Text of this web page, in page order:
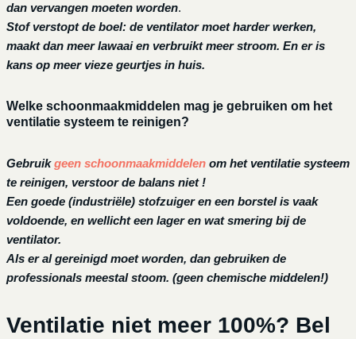
dan vervangen moeten worden.
Stof verstopt de boel: de ventilator moet harder werken,
maakt dan meer lawaai en verbruikt meer stroom. En er is
kans op meer vieze geurtjes in huis.
Welke schoonmaakmiddelen mag je gebruiken om het
ventilatie systeem te reinigen?
Gebruikgeen schoonmaakmiddelen om het ventilatie systeem
te reinigen, verstoor de balans niet !
Een goede (industriële) stofzuiger en een borstel is vaak
voldoende, en wellicht een lager en wat smering bij de
ventilator.
Als er al gereinigd moet worden, dan gebruiken de
professionals meestal stoom. (geen chemische middelen!)
Ventilatie niet meer 100%? Bel